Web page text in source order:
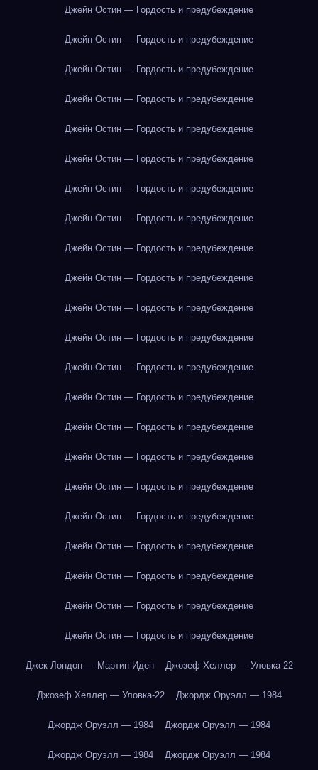
Джейн Остин — Гордость и предубеждение
Джейн Остин — Гордость и предубеждение
Джейн Остин — Гордость и предубеждение
Джейн Остин — Гордость и предубеждение
Джейн Остин — Гордость и предубеждение
Джейн Остин — Гордость и предубеждение
Джейн Остин — Гордость и предубеждение
Джейн Остин — Гордость и предубеждение
Джейн Остин — Гордость и предубеждение
Джейн Остин — Гордость и предубеждение
Джейн Остин — Гордость и предубеждение
Джейн Остин — Гордость и предубеждение
Джейн Остин — Гордость и предубеждение
Джейн Остин — Гордость и предубеждение
Джейн Остин — Гордость и предубеждение
Джейн Остин — Гордость и предубеждение
Джейн Остин — Гордость и предубеждение
Джейн Остин — Гордость и предубеждение
Джейн Остин — Гордость и предубеждение
Джейн Остин — Гордость и предубеждение
Джейн Остин — Гордость и предубеждение
Джейн Остин — Гордость и предубеждение
Джек Лондон — Мартин Иден Джозеф Хеллер — Уловка-22
Джозеф Хеллер — Уловка-22 Джордж Оруэлл — 1984
Джордж Оруэлл — 1984 Джордж Оруэлл — 1984
Джордж Оруэлл — 1984 Джордж Оруэлл — 1984